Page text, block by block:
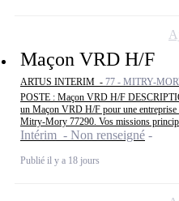
Maçon VRD H/F
ARTUS INTERIM - 77 - MITRY-
POSTE : Maçon VRD H/F
un Maçon VRD H/F pour une entreprise
Mitry-Mory 77290. Vos missions
Intérim - Non renseigné
Publié il y a 18 jours